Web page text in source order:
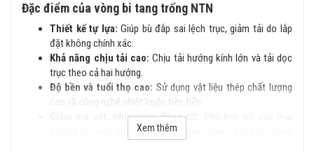
Đặc điểm của vòng bi tang trống NTN
Thiết kế tự lựa: Giúp bù đắp sai lệch trục, giảm tải do lắp
đặt không chính xác.
Khả năng chịu tải cao: Chịu tải hướng kính lớn và tải dọc
trục theo cả hai hướng.
Độ bền và tuổi thọ cao: Sử dụng vật liệu thép chất lượng
cao và công nghệ nhiệt luyện tiên tiến.
Giảm ma sát, chịu rung động tốt:
trường làm việc khắc nghiệt như máy nghiền, băng tải, động
Xem thêm